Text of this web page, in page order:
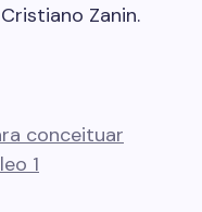
Zanin.
conceituar
1